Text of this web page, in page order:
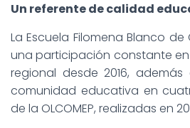
Un referente de calidad
La Escuela Filomena Blanco
una participación constante
regional desde 2016,
comunidad educativa en
de la OLCOMEP, realizadas en